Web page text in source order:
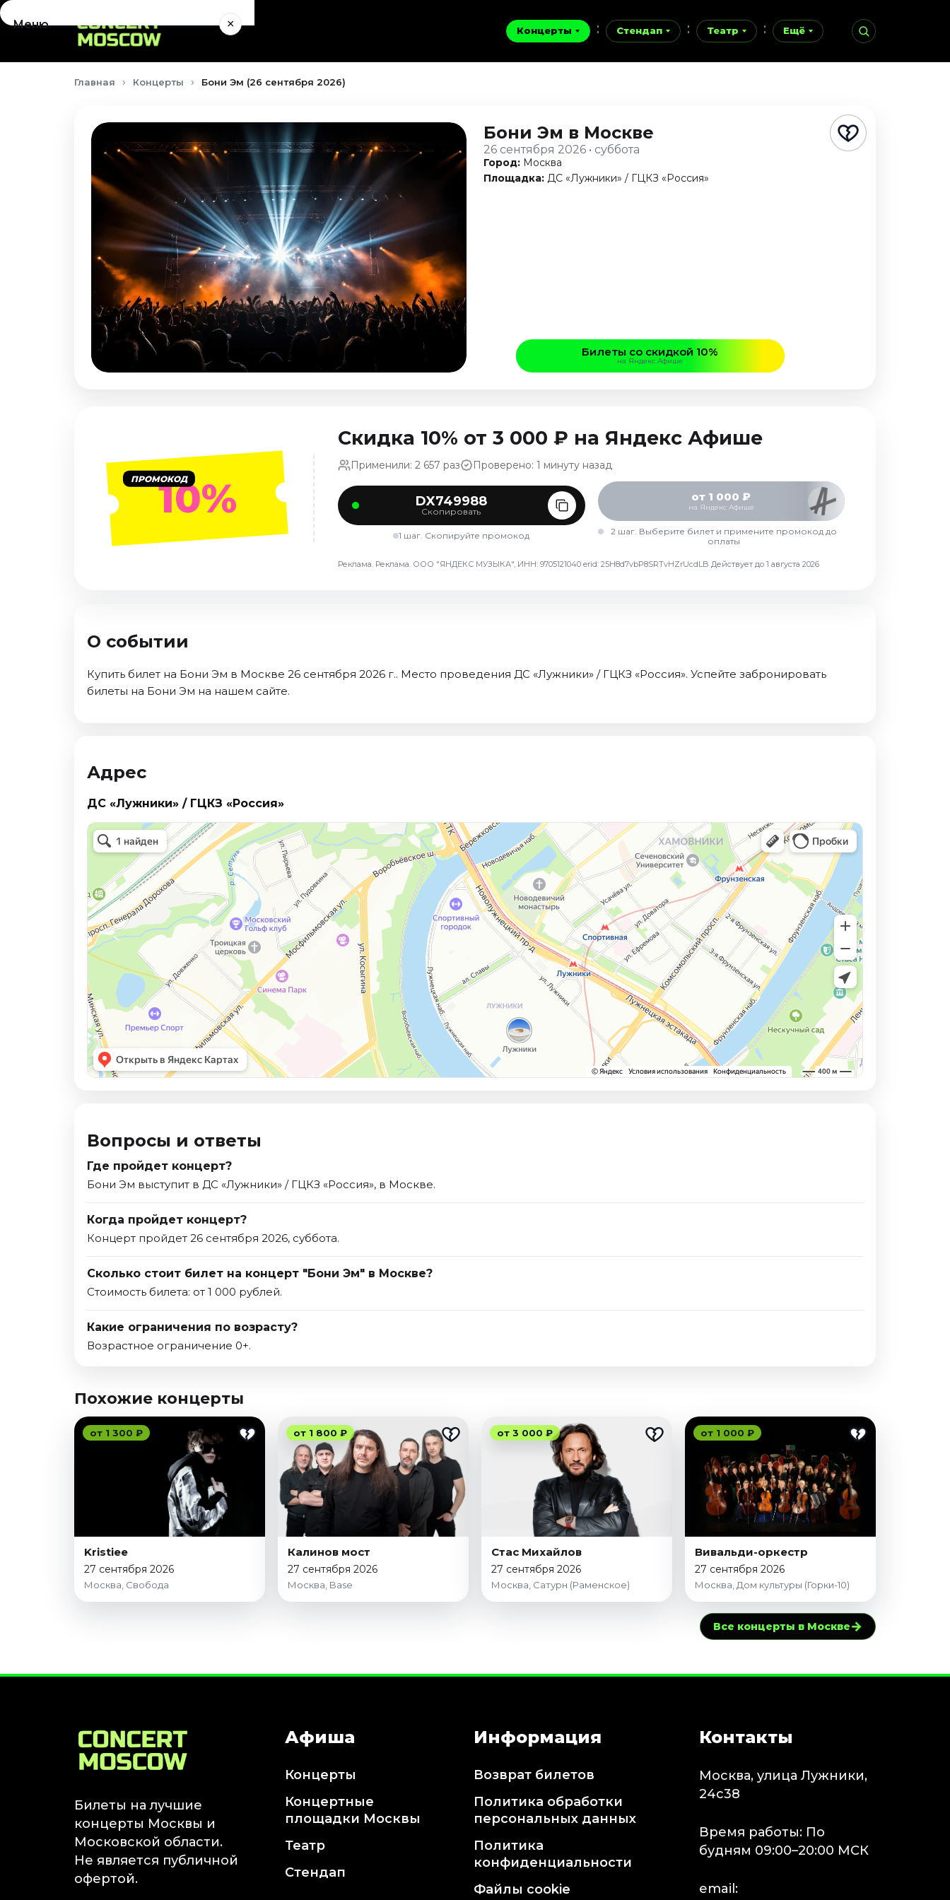
Концерты Стендап Театр Ещё
Меню ×
Концерты
Август 2026
Октябрь 2026
Сентябрь 2026
Главная Концерты Бони Эм (26 сентября 2026)
Бони Эм в Москве
26 сентября 2026 • суббота
Город: Москва
Площадка: ДС «Лужники» / ГЦКЗ «Россия»
Билеты со скидкой 10%
на Яндекс Афише
ПРОМОКОД10%
Скидка 10% от 3 000 ₽ на Яндекс Афише
Применили: 2 657 раз Проверено: 1 минуту назад
DX749988
Скопировать
1 шаг. Скопируйте промокод
от 1 000 ₽
на Яндекс Афише
2 шаг. Выберите билет и примените промокод до
оплаты
Реклама. Реклама. ООО "ЯНДЕКС МУЗЫКА", ИНН: 9705121040 erid: 25H8d7vbP8SRTvHZrUcdLB Действует до 1 августа 2026
О событии
Купить билет на Бони Эм в Москве 26 сентября 2026 г.. Место проведения ДС «Лужники» / ГЦКЗ «Россия». Успейте забронировать
билеты на Бони Эм на нашем сайте.
Адрес
ДС «Лужники» / ГЦКЗ «Россия»
Вопросы и ответы
Где пройдет концерт?
Бони Эм выступит в ДС «Лужники» / ГЦКЗ «Россия», в Москве.
Когда пройдет концерт?
Концерт пройдет 26 сентября 2026, суббота.
Сколько стоит билет на концерт "Бони Эм" в Москве?
Стоимость билета: от 1 000 рублей.
Какие ограничения по возрасту?
Возрастное ограничение 0+.
Похожие концерты
от 1 300 ₽
Kristiee
27 сентября 2026
Москва, Свобода
от 1 800 ₽
Калинов мост
27 сентября 2026
Москва, Base
от 3 000 ₽
Стас Михайлов
27 сентября 2026
Москва, Сатурн (Раменское)
от 1 000 ₽
Вивальди-оркестр
27 сентября 2026
Москва, Дом культуры (Горки-10)
Все концерты в Москве→
Билеты на лучшие
концерты Москвы и
Московской области.
Не является публичной
офертой.
Афиша
Концерты
Концертные
площадки Москвы
Театр
Стендап
Информация
Возврат билетов
Политика обработки
персональных данных
Политика
конфиденциальности
Файлы cookie
Контакты
Москва, улица Лужники,
24с38
Время работы: По
будням 09:00–20:00 МСК
email: